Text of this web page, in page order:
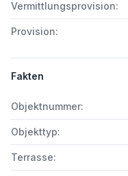
Vermittlungsprovision:
Provision:
Fakten
Objektnummer:
Objekttyp:
Terrasse: